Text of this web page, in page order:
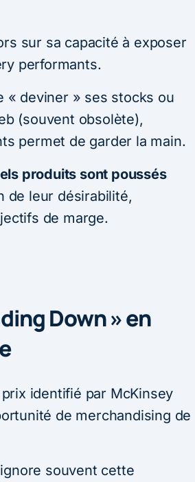
sur sa capacité à exposer
performants.
« deviner » ses stocks ou
(souvent obsolète),
permet de garder la main.
produits sont poussés
de leur désirabilité,
de marge.
Down » en
identifié par McKinsey
de merchandising de
souvent cette